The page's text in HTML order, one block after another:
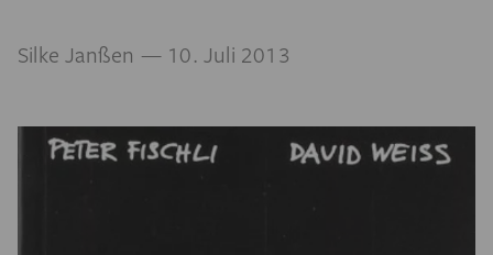
Silke Janßen — 10. Juli 2013